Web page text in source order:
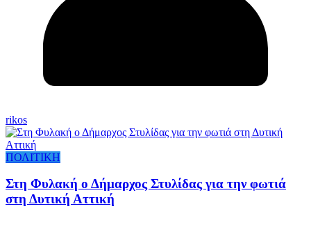
rikos
ΠΟΛΙΤΙΚΗ
Στη Φυλακή ο Δήμαρχος Στυλίδας για την φωτιά
στη Δυτική Αττική